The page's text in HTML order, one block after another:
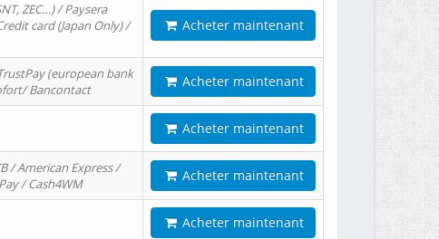
ZEC…) / Paysera
card (Japan Only) /
Acheter maintenant
(european bank
Bancontact
Acheter maintenant
Acheter maintenant
/ American Express /
/ Cash4WM
Acheter maintenant
Acheter maintenant